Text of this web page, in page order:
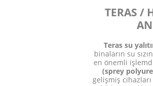
TERAS /
Teras su
binaların su
en önemli
(sprey
gelişmiş